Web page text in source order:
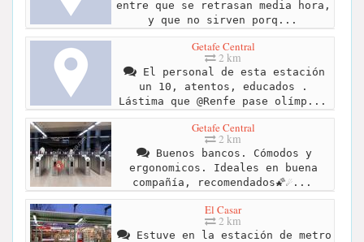
entre que se retrasan media hora,
y que no sirven porq...
Getafe Central
2 km
El personal de esta estación
un 10, atentos, educados .
Lástima que @Renfe pase olímp...
Getafe Central
2 km
Buenos bancos. Cómodos y
ergonomicos. Ideales en buena
compañía, recomendados🌠☄...
El Casar
2 km
Estuve en la estación de metro